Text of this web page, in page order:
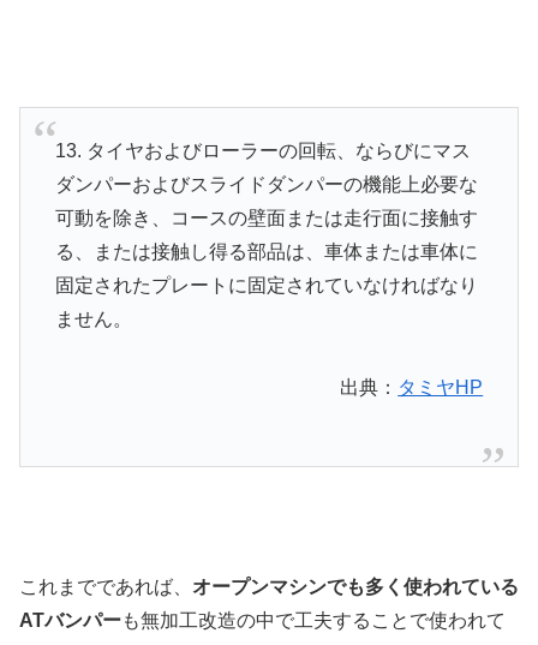
13. タイヤおよびローラーの回転、ならびにマス
ダンパーおよびスライドダンパーの機能上必要な
可動を除き、コースの壁面または走行面に接触す
る、または接触し得る部品は、車体または車体に
固定されたプレートに固定されていなければなり
ません。
出典： タミヤHP
これまでであれば、 オープンマシンでも多く使われている
ATバンパーも無加工改造の中で工夫することで使われて